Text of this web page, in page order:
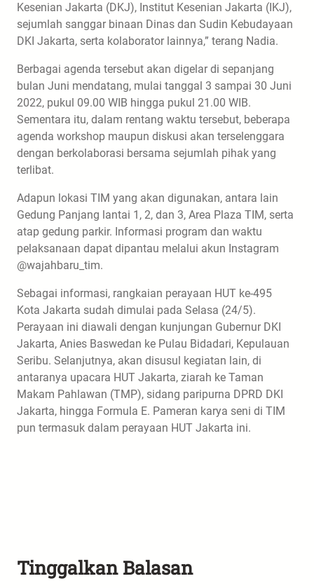
Kesenian Jakarta (DKJ), Institut Kesenian Jakarta (IKJ),
sejumlah sanggar binaan Dinas dan Sudin Kebudayaan
DKI Jakarta, serta kolaborator lainnya,” terang Nadia.
Berbagai agenda tersebut akan digelar di sepanjang
bulan Juni mendatang, mulai tanggal 3 sampai 30 Juni
2022, pukul 09.00 WIB hingga pukul 21.00 WIB.
Sementara itu, dalam rentang waktu tersebut, beberapa
agenda workshop maupun diskusi akan terselenggara
dengan berkolaborasi bersama sejumlah pihak yang
terlibat.
Adapun lokasi TIM yang akan digunakan, antara lain
Gedung Panjang lantai 1, 2, dan 3, Area Plaza TIM, serta
atap gedung parkir. Informasi program dan waktu
pelaksanaan dapat dipantau melalui akun Instagram
@wajahbaru_tim.
Sebagai informasi, rangkaian perayaan HUT ke-495
Kota Jakarta sudah dimulai pada Selasa (24/5).
Perayaan ini diawali dengan kunjungan Gubernur DKI
Jakarta, Anies Baswedan ke Pulau Bidadari, Kepulauan
Seribu. Selanjutnya, akan disusul kegiatan lain, di
antaranya upacara HUT Jakarta, ziarah ke Taman
Makam Pahlawan (TMP), sidang paripurna DPRD DKI
Jakarta, hingga Formula E. Pameran karya seni di TIM
pun termasuk dalam perayaan HUT Jakarta ini.
Tinggalkan Balasan